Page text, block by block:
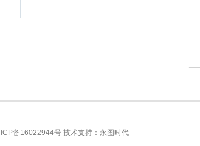
ICP备16022944号 技术支持： 永图时代